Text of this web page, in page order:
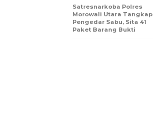
Satresnarkoba Polres
Morowali Utara Tangkap
Pengedar Sabu, Sita 41
Paket Barang Bukti